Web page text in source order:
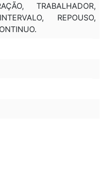
TRABALHADOR,
REPOUSO,